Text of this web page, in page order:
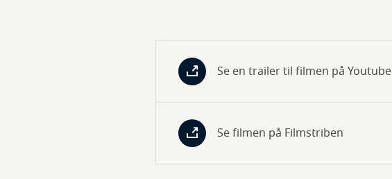
Se en trailer til filmen på Youtube
Se filmen på Filmstriben